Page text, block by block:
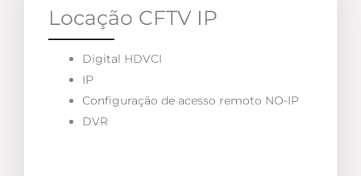
Locação CFTV IP
Digital HDVCI
IP
Configuração de acesso remoto NO-IP
DVR